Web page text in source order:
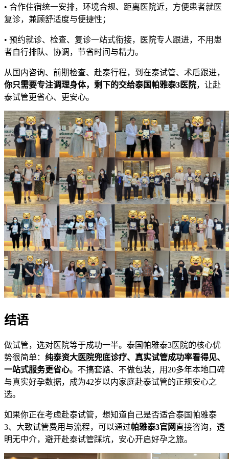
• 合作住宿统一安排，环境合规、距离医院近，方便患者就医
复诊，兼顾舒适度与便捷性；
• 预约就诊、检查、复诊一站式衔接，医院专人跟进，不用患
者自行排队、协调，节省时间与精力。
从国内咨询、前期检查、赴泰行程，到在泰试管、术后跟进，
你只需要专注调理身体，剩下的交给泰国帕雅泰3医院，让赴
泰试管更省心、更安心。
结语
做试管，选对医院等于成功一半。泰国帕雅泰3医院的核心优
势很简单： 纯泰资大医院兜底诊疗、真实试管成功率看得见、
一站式服务更省心。不搞套路、不做包装，用20多年本地口碑
与真实好孕数据，成为42岁以内家庭赴泰试管的正规安心之
选。
如果你正在考虑赴泰试管，想知道自己是否适合泰国帕雅泰
3、大致试管费用与流程，可以通过帕雅泰3官网直接咨询，透
明无中介，避开赴泰试管踩坑，安心开启好孕之旅。